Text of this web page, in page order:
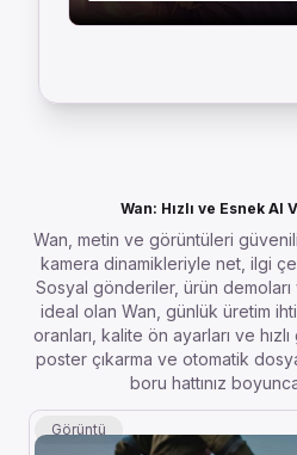
Wan: Hızlı ve Esnek AI
Wan, metin ve görüntüleri
kamera dinamikleriyle net, ilgi
Sosyal gönderiler, ürün demoları
ideal olan Wan, günlük üretim
oranları, kalite ön ayarları ve
poster çıkarma ve otomatik
boru hattınız
Görüntü